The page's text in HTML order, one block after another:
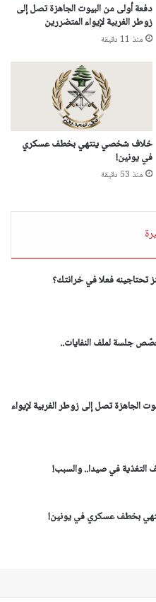
دفعة أولى من البيوت الجاهزة تصل إلى
زوطر الغربية لإيواء المتضررين
منذ 11 دقيقة
خلاف شخصي ينتهي بخطف عسكري
في يونين!
منذ 53 دقيقة
تحتاجينه فعلا في خرانتك؟
جلسة لملف النفايات..
الجاهزة تصل إلى زوطر الغربية لإيواء
التغذية في صيدا.. والسبب!
بخطف عسكري في يونين!